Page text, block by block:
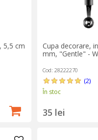
roșu într-un mod inedit și
5,5 cm
Cupa decorare,
mm, "Gentle" -
Cod: 28222270
(2)
În stoc
35 lei